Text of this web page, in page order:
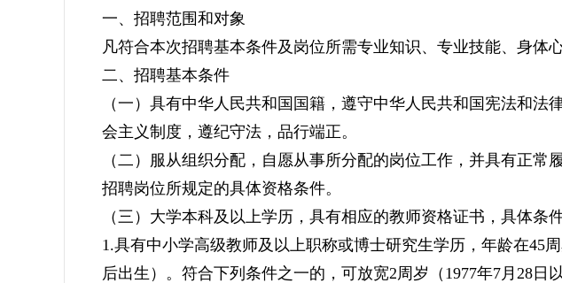
一、招聘范围和对象
凡符合本次招聘基本条件及岗位所需专业知识、专业技能、身体
二、招聘基本条件
（一）具有中华人民共和国国籍，遵守中华人民共和国宪法和法
会主义制度，遵纪守法，品行端正。
（二）服从组织分配，自愿从事所分配的岗位工作，并具有正常
招聘岗位所规定的具体资格条件。
（三）大学本科及以上学历，具有相应的教师资格证书，具体条
1.具有中小学高级教师及以上职称或博士研究生学历，年龄在45
后出生）。符合下列条件之一的，可放宽2周岁（1977年7月28日